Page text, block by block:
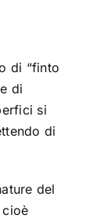
di “finto
di
si
di
del